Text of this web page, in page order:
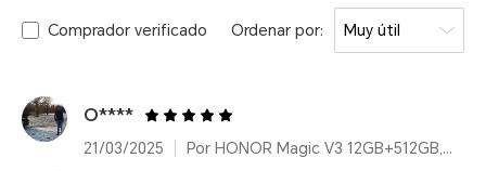
Comprador verificado Ordenar por: Muy útil
O****
21/03/2025
Por HONOR Magic V3 12GB+512GB, Green, Dual Card